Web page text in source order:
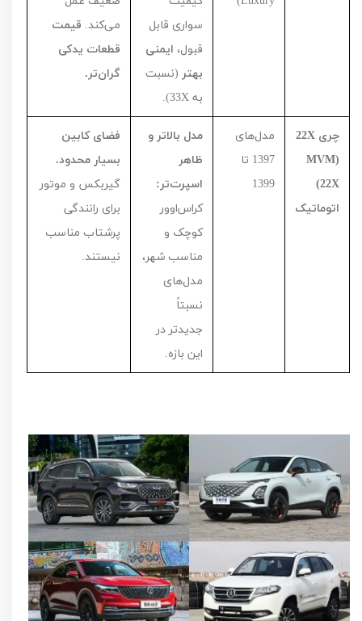
سواری قابل
قبول، ایمنی
بهتر (نسبت
به X
33
).
می‌کند. قیمت
قطعات یدکی
گران‌تر.
چری X
22
(
MVM
X
22)
اتوماتیک
مدل‌های
1397 تا
1399
مدل بالاتر و
ظاهر
اسپرت‌تر:
کراس‌اوور
کوچک و
مناسب شهر،
مدل‌های
نسبتاً
جدیدتر در
این بازه.
فضای کابین
بسیار محدود.
گیربکس و موتور
برای رانندگی
پرشتاب مناسب
نیستند.